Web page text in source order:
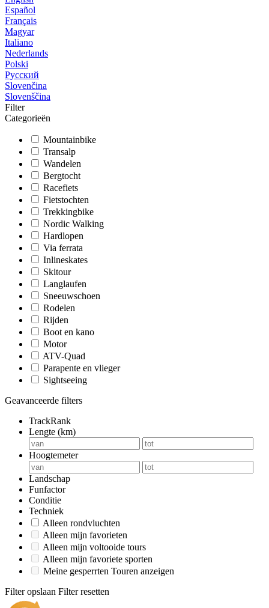
Español
Français
Magyar
Italiano
Nederlands
Polski
Русский
Slovenčina
Slovenščina
Filter
Categorieën
Mountainbike
Transalp
Wandelen
Bergtocht
Racefiets
Fietstochten
Trekkingbike
Nordic Walking
Hardlopen
Via ferrata
Inlineskates
Skitour
Langlaufen
Sneeuwschoen
Rodelen
Rijden
Boot en kano
Motor
ATV-Quad
Parapente en vlieger
Sightseeing
Geavanceerde filters
TrackRank
Lengte (km)
Hoogtemeter
Landschap
Funfactor
Conditie
Techniek
Alleen rondvluchten
Alleen mijn favorieten
Alleen mijn voltooide tours
Alleen mijn favoriete sporten
Meine gesperrten Touren anzeigen
Filter opslaan Filter resetten